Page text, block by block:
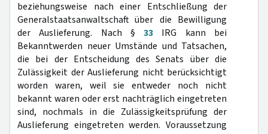
beziehungsweise nach einer Entschließung der
Generalstaatsanwaltschaft über die Bewilligung
der Auslieferung. Nach §33 IRG kann bei
Bekanntwerden neuer Umstände und Tatsachen,
die bei der Entscheidung des Senats über die
Zulässigkeit der Auslieferung nicht berücksichtigt
worden waren, weil sie entweder noch nicht
bekannt waren oder erst nachträglich eingetreten
sind, nochmals in die Zulässigkeitsprüfung der
Auslieferung eingetreten werden. Voraussetzung